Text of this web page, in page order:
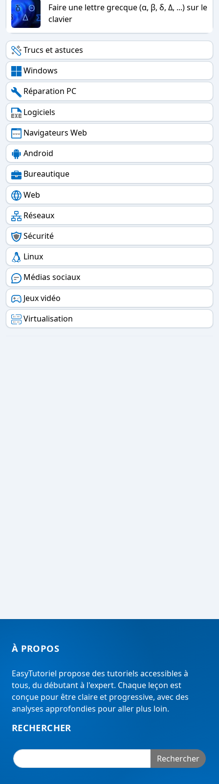
Faire une lettre grecque (α, β, δ, Δ, ...) sur le
clavier
Trucs et astuces
Windows
Réparation PC
Logiciels
Navigateurs Web
Android
Bureautique
Web
Réseaux
Sécurité
Linux
Médias sociaux
Jeux vidéo
Virtualisation
À PROPOS
EasyTutoriel propose des tutoriels accessibles à
tous, du débutant à l'expert. Chaque leçon est
conçue pour être claire et progressive, avec des
analyses approfondies pour aller plus loin.
RECHERCHER
Rechercher